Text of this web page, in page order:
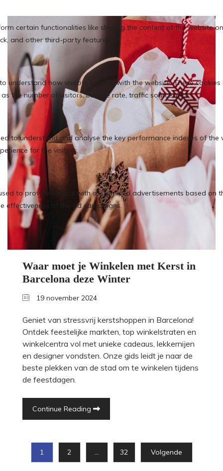
Waar moet je Winkelen met Kerst in
Barcelona deze Winter
19 november 2024
Geniet van stressvrij kerstshoppen in Barcelona!
Ontdek feestelijke markten, top winkelstraten en
winkelcentra vol met unieke cadeaus, lekkernijen
en designer vondsten. Onze gids leidt je naar de
beste plekken van de stad om te winkelen tijdens
de feestdagen.
Continue Reading
1 2 … 32 Volgende